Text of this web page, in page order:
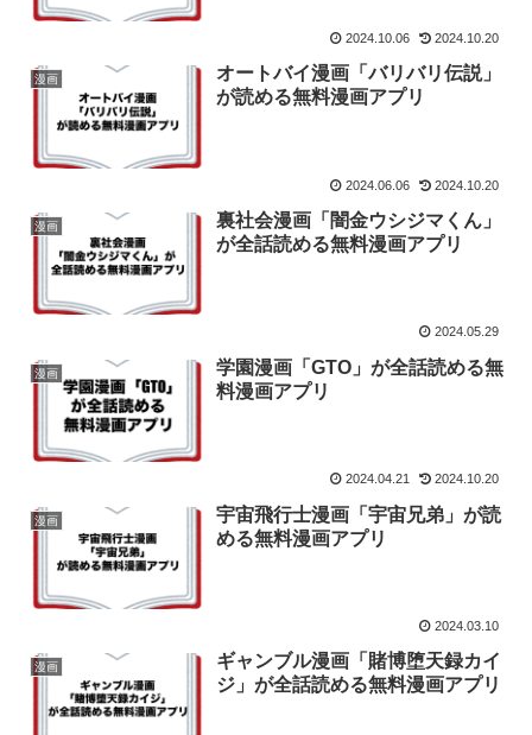
2024.10.06 2024.10.20
漫画
オートバイ漫画「バリバリ伝説」
が読める無料漫画アプリ
2024.06.06 2024.10.20
漫画
裏社会漫画「闇金ウシジマくん」
が全話読める無料漫画アプリ
2024.05.29
漫画
学園漫画「GTO」が全話読める無
料漫画アプリ
2024.04.21 2024.10.20
漫画
宇宙飛行士漫画「宇宙兄弟」が読
める無料漫画アプリ
2024.03.10
漫画
ギャンブル漫画「賭博堕天録カイ
ジ」が全話読める無料漫画アプリ